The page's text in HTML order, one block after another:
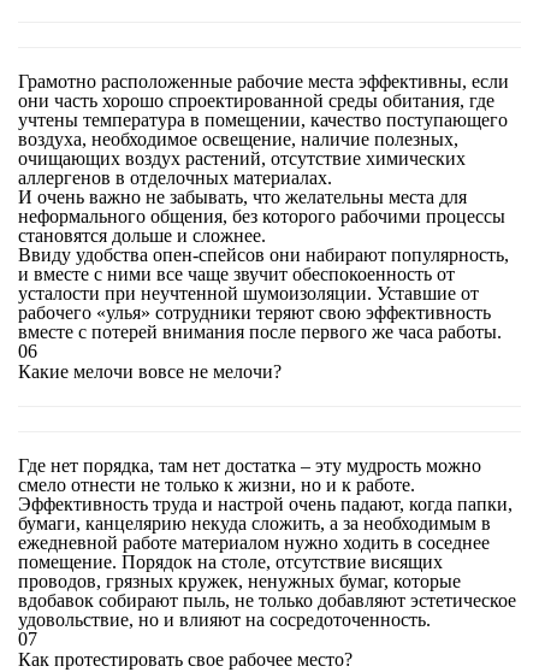
Грамотно расположенные рабочие места эффективны, если
они часть хорошо спроектированной среды обитания, где
учтены температура в помещении, качество поступающего
воздуха, необходимое освещение, наличие полезных,
очищающих воздух растений, отсутствие химических
аллергенов в отделочных материалах.
И очень важно не забывать, что желательны места для
неформального общения, без которого рабочими процессы
становятся дольше и сложнее.
Ввиду удобства опен-спейсов они набирают популярность,
и вместе с ними все чаще звучит обеспокоенность от
усталости при неучтенной шумоизоляции. Уставшие от
рабочего «улья» сотрудники теряют свою эффективность
вместе с потерей внимания после первого же часа работы.
06
Какие мелочи вовсе не мелочи?
Где нет порядка, там нет достатка – эту мудрость можно
смело отнести не только к жизни, но и к работе.
Эффективность труда и настрой очень падают, когда папки,
бумаги, канцелярию некуда сложить, а за необходимым в
ежедневной работе материалом нужно ходить в соседнее
помещение. Порядок на столе, отсутствие висящих
проводов, грязных кружек, ненужных бумаг, которые
вдобавок собирают пыль, не только добавляют эстетическое
удовольствие, но и влияют на сосредоточенность.
07
Как протестировать свое рабочее место?